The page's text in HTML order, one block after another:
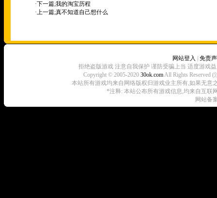
·下一篇;我的淘宝历程
·上一篇;真不知道自己想什么
网站登入
免责
拒绝盗版游戏 注意自我保护 谨防受骗上当 适度游戏
Copyright © 2005-2020 30ok.comAll Rights Reserved
本站所有游戏均来自网络版权归游戏业主所有,如果无意
*注释: 本站公布所有游戏信息,均来自互联
网站备